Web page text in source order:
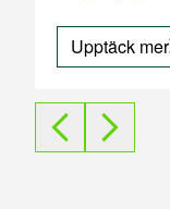
Upptäck mer